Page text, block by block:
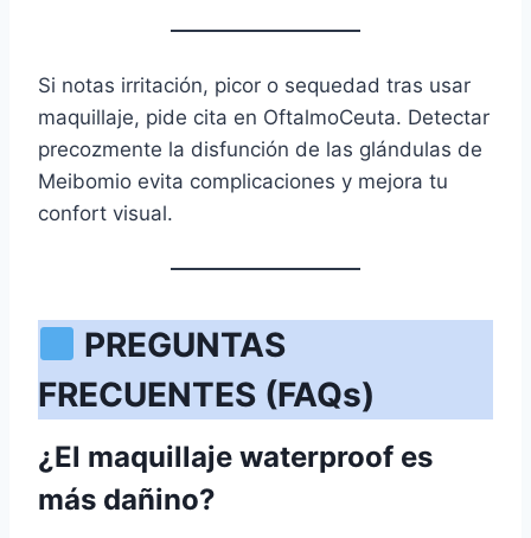
Si notas irritación, picor o sequedad tras usar
maquillaje, pide cita en OftalmoCeuta. Detectar
precozmente la disfunción de las glándulas de
Meibomio evita complicaciones y mejora tu
confort visual.
PREGUNTAS
FRECUENTES (FAQs)
¿El maquillaje waterproof es
más dañino?